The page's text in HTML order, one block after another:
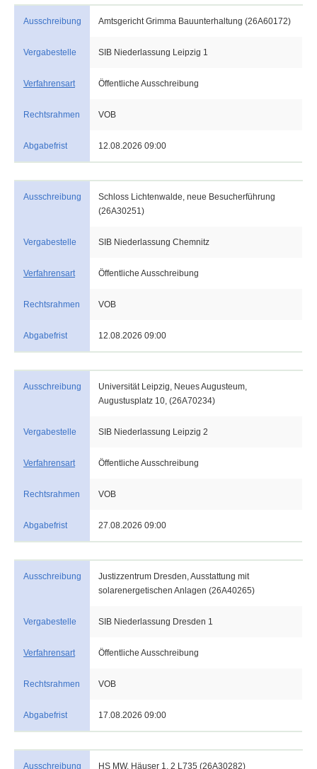
Ausschreibung Amtsgericht Grimma Bauunterhaltung (26A60172)
Vergabestelle SIB Niederlassung Leipzig 1
Verfahrensart Öffentliche Ausschreibung
Rechtsrahmen VOB
Abgabefrist 12.08.2026 09:00
Ausschreibung
Schloss Lichtenwalde, neue Besucherführung
(26A30251)
Vergabestelle SIB Niederlassung Chemnitz
Verfahrensart Öffentliche Ausschreibung
Rechtsrahmen VOB
Abgabefrist 12.08.2026 09:00
Ausschreibung
Universität Leipzig, Neues Augusteum,
Augustusplatz 10, (26A70234)
Vergabestelle SIB Niederlassung Leipzig 2
Verfahrensart Öffentliche Ausschreibung
Rechtsrahmen VOB
Abgabefrist 27.08.2026 09:00
Ausschreibung
Justizzentrum Dresden, Ausstattung mit
solarenergetischen Anlagen (26A40265)
Vergabestelle SIB Niederlassung Dresden 1
Verfahrensart Öffentliche Ausschreibung
Rechtsrahmen VOB
Abgabefrist 17.08.2026 09:00
Ausschreibung HS MW, Häuser 1, 2 L735 (26A30282)